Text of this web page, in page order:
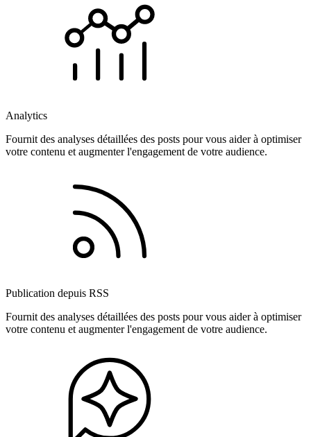
Analytics
Fournit des analyses détaillées des posts pour vous aider à optimiser
votre contenu et augmenter l'engagement de votre audience.
Publication depuis RSS
Fournit des analyses détaillées des posts pour vous aider à optimiser
votre contenu et augmenter l'engagement de votre audience.